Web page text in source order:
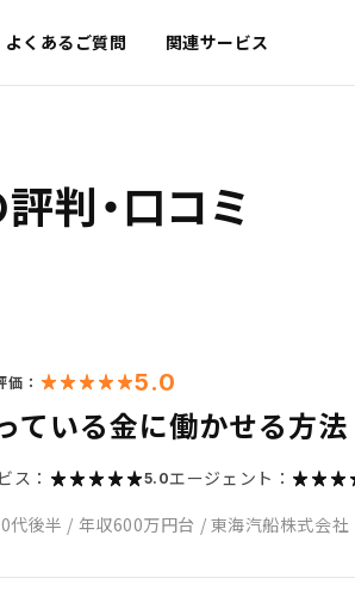
よくあるご質問 関連サービス
判・口コミ
価： 5.0
ている金に働かせる方法
ス： 5.0エージェント：
代後半 / 年収600万円台 / 東海汽船株式会社